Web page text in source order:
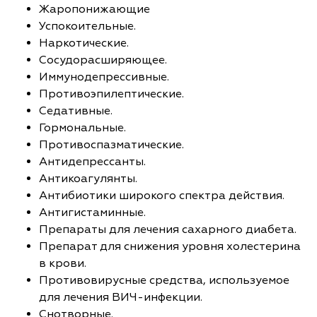
Жаропонижающие
Успокоительные.
Наркотические.
Сосудорасширяющее.
Иммунодепрессивные.
Противоэпилептические.
Седативные.
Гормональные.
Противоспазматические.
Антидепрессанты.
Антикоагулянты.
Антибиотики широкого спектра действия.
Антигистаминные.
Препараты для лечения сахарного диабета.
Препарат для снижения уровня холестерина
в крови.
Противовирусные средства, используемое
для лечения ВИЧ-инфекции.
Снотворные.